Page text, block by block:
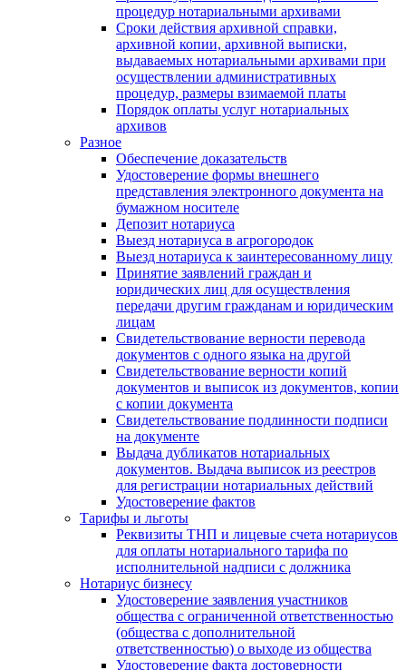
процедур нотариальными архивами
Сроки действия архивной справки,
архивной копии, архивной выписки,
выдаваемых нотариальными архивами при
осуществлении административных
процедур, размеры взимаемой платы
Порядок оплаты услуг нотариальных
архивов
Разное
Обеспечение доказательств
Удостоверение формы внешнего
представления электронного документа на
бумажном носителе
Депозит нотариуса
Выезд нотариуса в агрогородок
Выезд нотариуса к заинтересованному лицу
Принятие заявлений граждан и
юридических лиц для осуществления
передачи другим гражданам и юридическим
лицам
Свидетельствование верности перевода
документов с одного языка на другой
Свидетельствование верности копий
документов и выписок из документов, копии
с копии документа
Свидетельствование подлинности подписи
на документе
Выдача дубликатов нотариальных
документов. Выдача выписок из реестров
для регистрации нотариальных действий
Удостоверение фактов
Тарифы и льготы
Реквизиты ТНП и лицевые счета нотариусов
для оплаты нотариального тарифа по
исполнительной надписи с должника
Нотариус бизнесу
Удостоверение заявления участников
общества с ограниченной ответственностью
(общества с дополнительной
ответственностью) о выходе из общества
Удостоверение факта достоверности